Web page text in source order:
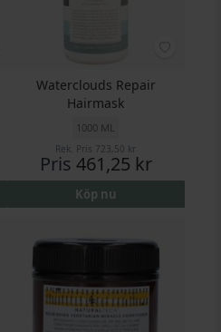
Waterclouds Repair
Hairmask
1000 ML
Rek. Pris 723,50 kr
Pris 461,25 kr
Köp nu